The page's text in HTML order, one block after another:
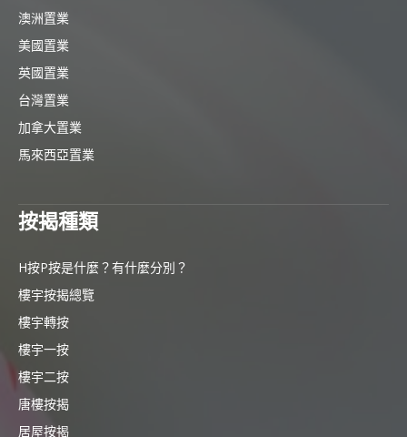
澳洲置業
美國置業
英國置業
台灣置業
加拿大置業
馬來西亞置業
按揭種類
H按P按是什麼？有什麼分別？
樓宇按揭總覽
樓宇轉按
樓宇一按
樓宇二按
唐樓按揭
居屋按揭